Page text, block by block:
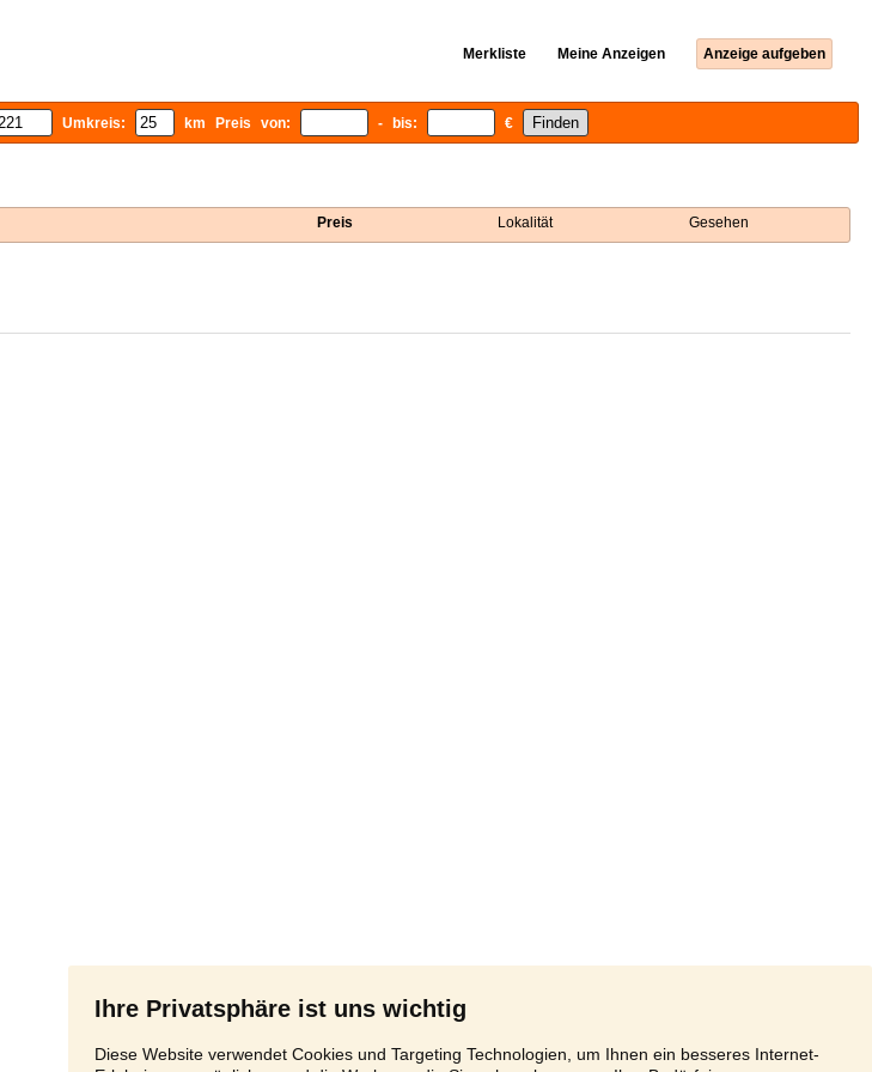
Ihre Privatsphäre ist uns wichtig
Diese Website verwendet Cookies und Targeting Technologien, um Ihnen ein besseres Internet-
Merkliste Meine Anzeigen Anzeige aufgeben
Umkreis: km Preis von: - bis: €
Preis Lokalität Gesehen